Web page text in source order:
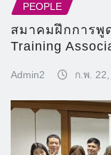
PEOPLE
สมาคมฝึกการพู
Training
Admin2 ก.พ.